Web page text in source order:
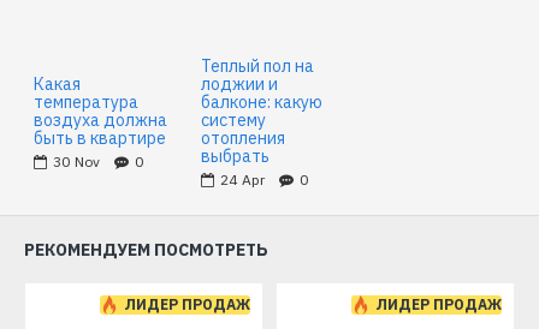
Какая
температура
воздуха должна
быть в квартире
30 Nov 0
Теплый пол на
лоджии и
балконе: какую
систему
отопления
выбрать
24 Apr 0
РЕКОМЕНДУЕМ ПОСМОТРЕТЬ
ЛИДЕР ПРОДАЖ ЛИДЕР ПРОДАЖ